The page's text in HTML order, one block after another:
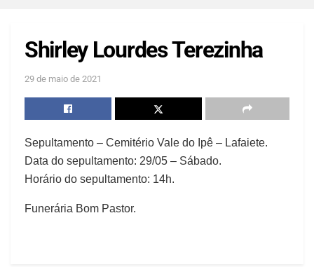
Shirley Lourdes Terezinha
29 de maio de 2021
Sepultamento – Cemitério Vale do Ipê – Lafaiete.
Data do sepultamento: 29/05 – Sábado.
Horário do sepultamento: 14h.
Funerária Bom Pastor.